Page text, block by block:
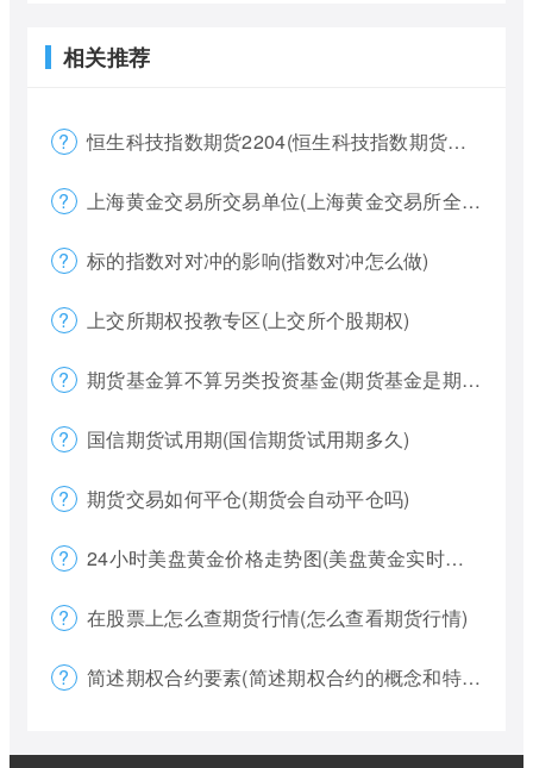
相关推荐
恒生科技指数期货2204(恒生科技指数期货夜盘)
上海黄金交易所交易单位(上海黄金交易所全称)
标的指数对对冲的影响(指数对冲怎么做)
上交所期权投教专区(上交所个股期权)
期货基金算不算另类投资基金(期货基金是期货还是基金)
国信期货试用期(国信期货试用期多久)
期货交易如何平仓(期货会自动平仓吗)
24小时美盘黄金价格走势图(美盘黄金实时行情怎么看)
在股票上怎么查期货行情(怎么查看期货行情)
简述期权合约要素(简述期权合约的概念和特点)